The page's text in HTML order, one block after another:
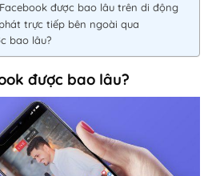
được bao lâu trên di động
trực tiếp bên ngoài qua
bao lâu?
được bao lâu?